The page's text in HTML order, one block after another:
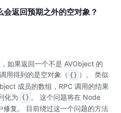
会返回预期之外的空对象？
如果返回一个不是 AVObject 的
用得到的是空对象（ {} ）。 类似
成员的数组，RPC 调用的结果
化为 {} 。 这个问题将在 Node
复。 目前绕过这一个问题的方法